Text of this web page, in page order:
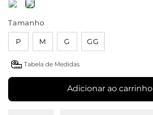
Tamanho
P M G GG
Tabela de Medidas
Adicionar ao carrinho